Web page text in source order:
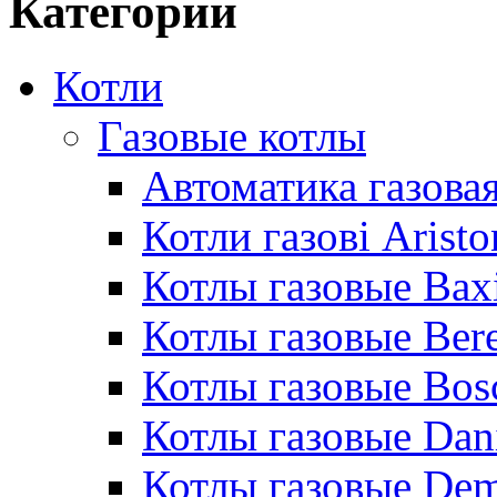
Категории
Котли
Газовые котлы
Автоматика
Котли газові
Котлы газовые
Котлы газовые
Котлы газовые
Котлы газовые
Котлы газовые